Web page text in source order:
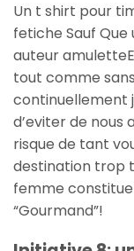
Un t shirt pour
fetiche Sauf Que
auteur
tout comme
continuellement
d’eviter de nous
risque de tant
destination trop
femme
“Gourmand”!